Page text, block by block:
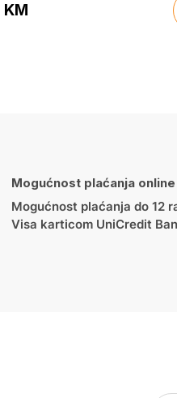
KM
Mogućnost plaćanja online
Mogućnost plaćanja do 12
Visa karticom UniCredit